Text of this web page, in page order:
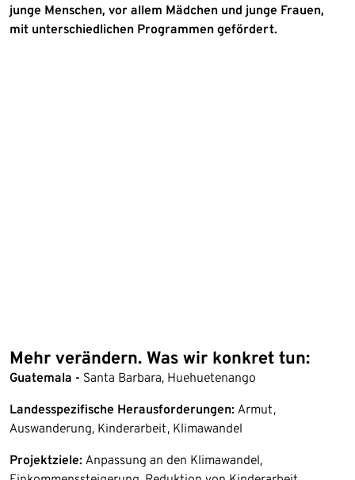
junge Menschen, vor allem Mädchen und junge Frauen,
mit unterschiedlichen Programmen gefördert.
Mehr verändern. Was wir konkret tun:
Guatemala - Santa Barbara, Huehuetenango
Landesspezifische Herausforderungen: Armut,
Auswanderung, Kinderarbeit, Klimawandel
Projektziele: Anpassung an den Klimawandel,